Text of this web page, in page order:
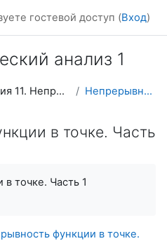
гостевой доступ (Вход)
анализ 1
Лекция 11. Непрерывность функции в точке (Lecture ... Непрерывность функции в точке. Часть A
в точке. Часть
точке. Часть 1
функции в точке.